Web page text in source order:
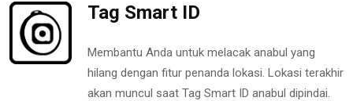
Tag Smart ID
Membantu Anda untuk melacak anabul yang
hilang dengan fitur penanda lokasi. Lokasi terakhir
akan muncul saat Tag Smart ID anabul dipindai.